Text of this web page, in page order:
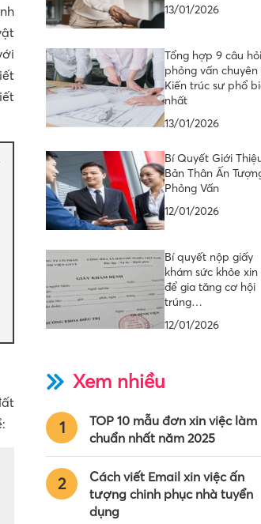
13/01/2026
Tổng hợp 9 câu hỏi
phỏng vấn chuyên
Kiến trúc sư phổ
nhất
13/01/2026
Bí Quyết Giới
Bản Thân Ấn
Phỏng Vấn
12/01/2026
Bí quyết nộp giấy
khám sức khỏe xin
để gia tăng cơ hội
trúng…
12/01/2026
Xem nhiều
1
TOP 10 mẫu đơn xin việc làm
chuẩn nhất năm 2025
2
Cách viết Email xin việc ấn
tượng chinh phục nhà tuyển
dụng